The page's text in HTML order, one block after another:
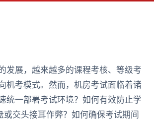
发展，越来越多的课程考核、等级考
机考模式。然而，机房考试面临着诸
统一部署考试环境？如何有效防止学
或交头接耳作弊？如何确保考试期间